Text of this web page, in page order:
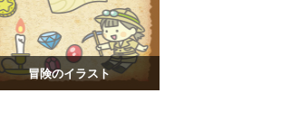
冒険のイラスト